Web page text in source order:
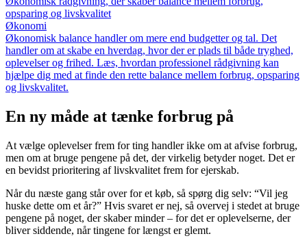
opsparing og livskvalitet
Økonomi
Økonomisk balance handler om mere end budgetter og tal. Det
handler om at skabe en hverdag, hvor der er plads til både tryghed,
oplevelser og frihed. Læs, hvordan professionel rådgivning kan
hjælpe dig med at finde den rette balance mellem forbrug, opsparing
og livskvalitet.
En ny måde at tænke forbrug på
At vælge oplevelser frem for ting handler ikke om at afvise forbrug,
men om at bruge pengene på det, der virkelig betyder noget. Det er
en bevidst prioritering af livskvalitet frem for ejerskab.
Når du næste gang står over for et køb, så spørg dig selv: “Vil jeg
huske dette om et år?” Hvis svaret er nej, så overvej i stedet at bruge
pengene på noget, der skaber minder – for det er oplevelserne, der
bliver siddende, når tingene for længst er glemt.